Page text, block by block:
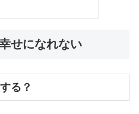
せになれない
る？